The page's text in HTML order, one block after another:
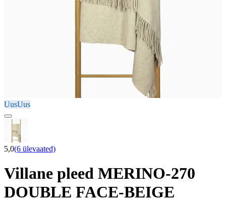
UusUus
5,0(6 ülevaated)
Villane pleed MERINO-270
DOUBLE FACE-BEIGE